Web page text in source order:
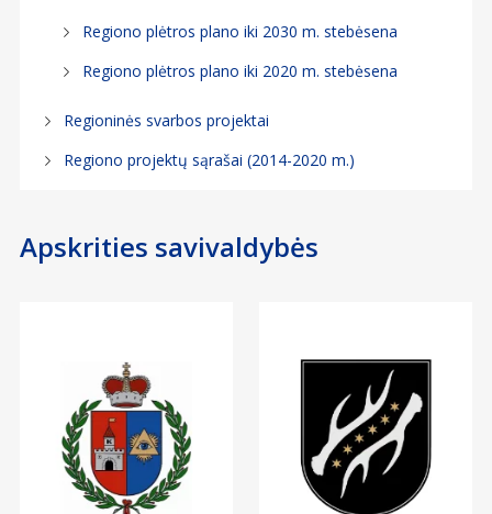
Regiono plėtros plano iki 2030 m. stebėsena
Regiono plėtros plano iki 2020 m. stebėsena
Regioninės svarbos projektai
Regiono projektų sąrašai (2014-2020 m.)
Apskrities savivaldybės